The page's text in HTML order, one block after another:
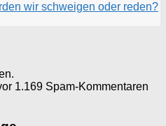
wir schweigen oder reden?
1.169 Spam-Kommentaren